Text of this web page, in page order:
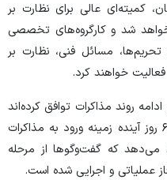
کمیته‌ای عالی برای نظارت بر
شد و کارگروه‌های تخصصی
مسائل فنی، نظارت بر
خواهند کرد.
روند مذاکرات توافق کرده‌اند
که بر اساس آن قرار است طی حدود ۶۰ روز آینده زمینه ورود به مذاکرات
که گفت‌و‌گو‌ها از مرحله
عملیاتی و اجرایی شده است.